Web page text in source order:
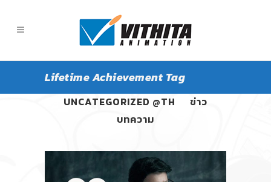
Lifetime Achievement Tag
ALL
PANGPOND
UNCATEGORIZED @TH
ข่าว
บทความ